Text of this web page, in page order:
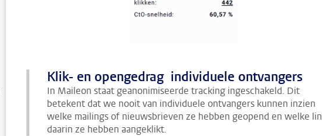
Klik- en opengedrag individuele ontvangers
In Maileon staat geanonimiseerde tracking ingeschakeld. Dit
betekent dat we nooit van individuele ontvangers kunnen inzien
welke mailings of nieuwsbrieven ze hebben geopend en welke
daarin ze hebben aangeklikt.